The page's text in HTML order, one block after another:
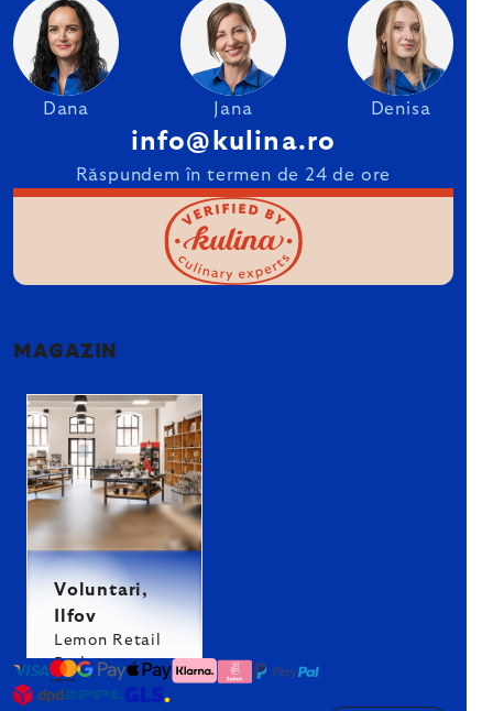
Dana Jana Denisa
info@kulina.ro
Răspundem în termen de 24 de ore
MAGAZIN
Voluntari,
Ilfov
Lemon Retail
Park